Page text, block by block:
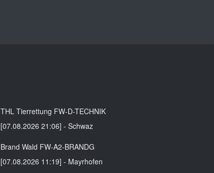
THL Tierrettung FW-D-TECHNIK
[07.08.2026 21:06] - Schwaz
Brand Wald FW-A2-BRANDG
[07.08.2026 11:19] - Mayrhofen